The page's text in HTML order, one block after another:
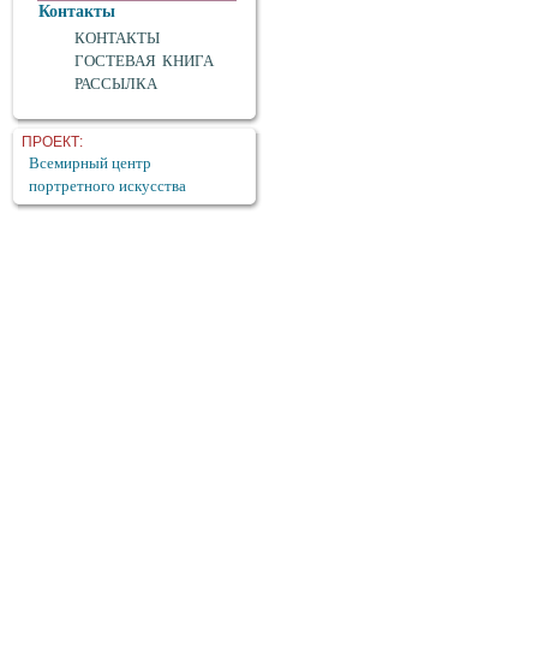
Контакты
КОНТАКТЫ
ГОСТЕВАЯ КНИГА
РАССЫЛКА
ПРОЕКТ:
Всемирный центр
портретного искусства